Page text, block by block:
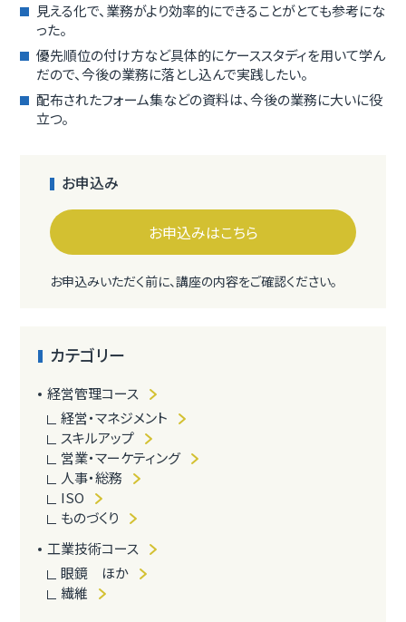
見える化で、業務がより効率的にできることがとても参考にな
った。
優先順位の付け方など具体的にケーススタディを用いて学ん
だので、今後の業務に落とし込んで実践したい。
配布されたフォーム集などの資料は、今後の業務に大いに役
立つ。
お申込み
お申込みはこちら
お申込みいただく前に、講座の内容をご確認ください。
カテゴリー
経営管理コース
経営・マネジメント
スキルアップ
営業・マーケティング
人事・総務
ISO
ものづくり
工業技術コース
眼鏡 ほか
繊維